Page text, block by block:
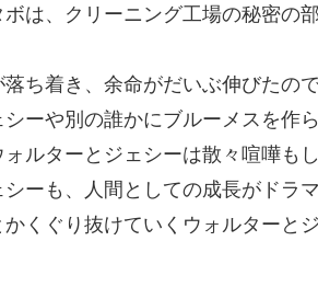
は、クリーニング工場の秘密の
ち着き、余命がだいぶ伸びたの
ーや別の誰かにブルーメスを作
ルターとジェシーは散々喧嘩も
ーも、人間としての成長がドラ
くぐり抜けていくウォルターと